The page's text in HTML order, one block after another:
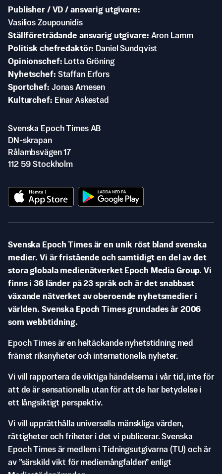
Publisher / VD / ansvarig utgivare
Vasilios Zoupounidis
Ställföreträdande ansvarig utgivare Aron Lamm
Politisk chefredaktör
Daniel Sundqvist
Opinionschef
Lotta Gröning
Nyhetschef Staffan Erfors
Sportchef Jonas Arnesen
Kulturchef
Einar Askestad
Svenska Epoch Times AB
DN-skrapan
Rålambsvägen 17
112 59 Stockholm
Svenska Epoch Times är en unik röst bland svenska
medier. Vi är fristående och samtidigt en del av det
stora globala medienätverket Epoch Media Group. Vi
finns i 36 länder på 23 språk och är det snabbast
växande nätverket av oberoende nyhetsmedier i
världen. Svenska Epoch Times grundades år 2006
som webbtidning.
Epoch Times är en heltäckande nyhetstidning med
främst riksnyheter och internationella nyheter.
Vi vill rapportera de viktiga händelserna i vår tid, inte för
att de är sensationella utan för att de har betydelse i
ett långsiktigt perspektiv.
Vi vill upprätthålla universella mänskliga värden,
rättigheter och friheter i det vi publicerar. Svenska
Epoch Times är medlem i Tidningsutgivarna (TU) och är
av ”särskild vikt för mediemångfalden” enligt